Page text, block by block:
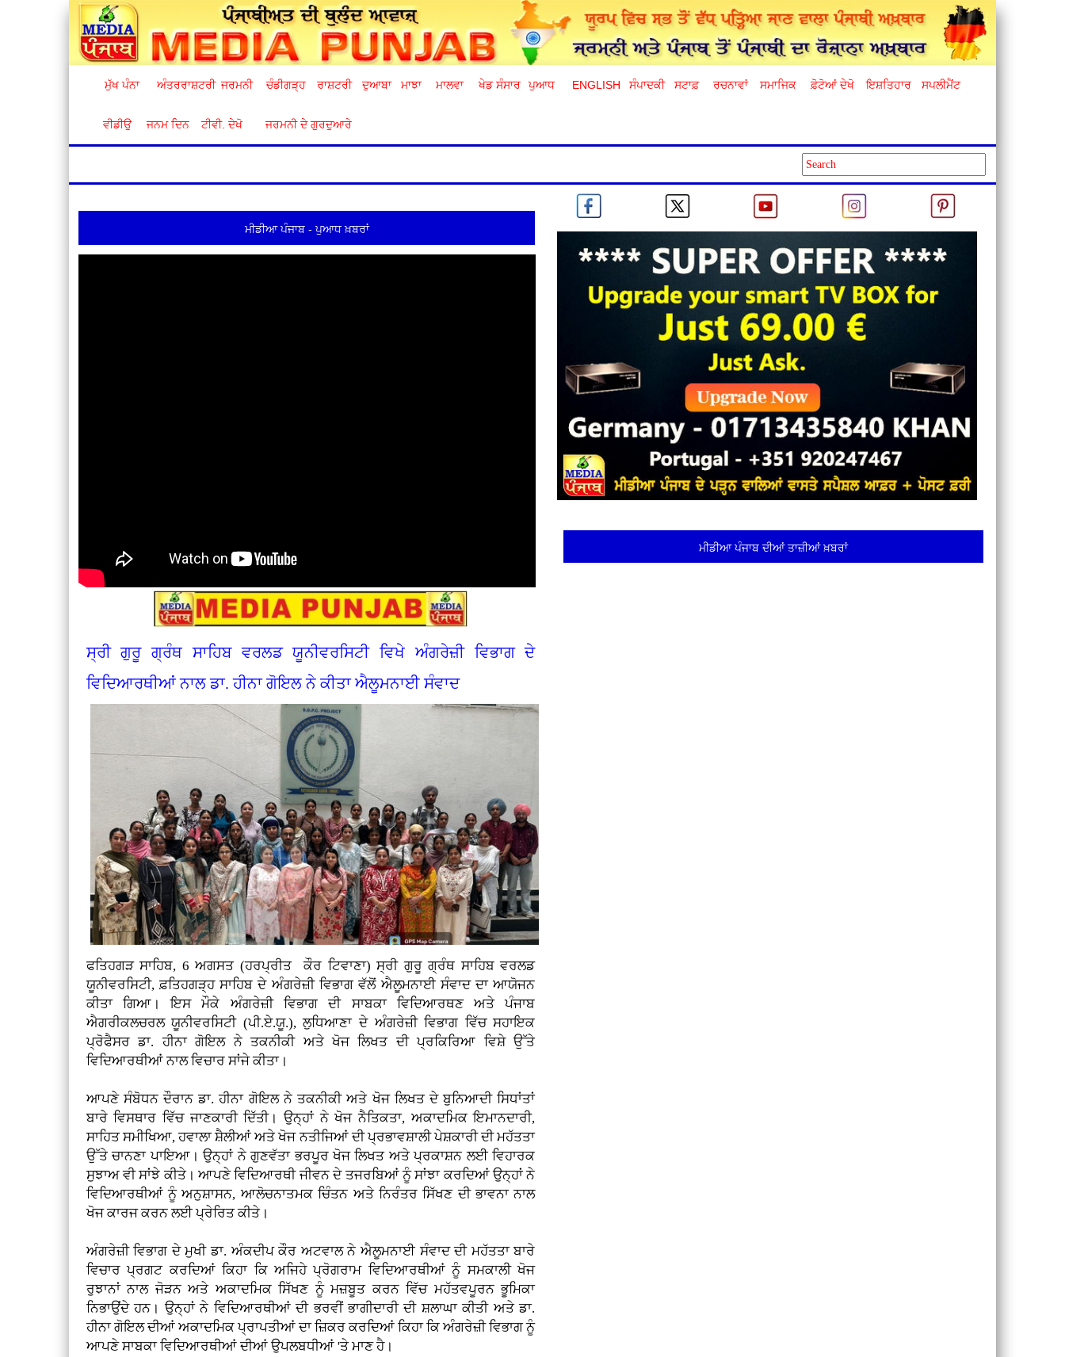
ਮੁੱਖ ਪੰਨਾ ਅੰਤਰਰਾਸ਼ਟਰੀ ਜਰਮਨੀ ਚੰਡੀਗੜ੍ਹ ਰਾਸ਼ਟਰੀ ਦੁਆਬਾ ਮਾਝਾ ਮਾਲਵਾ ਖੇਡ ਸੰਸਾਰ ਪੁਆਧ ENGLISH ਸੰਪਾਦਕੀ ਸਟਾਫ਼ ਰਚਨਾਵਾਂ ਸਮਾਜਿਕ ਫ਼ੋਟੋਆਂ ਦੇਖੋ ਇਸ਼ਤਿਹਾਰ ਸਪਲੀਮੈਂਟ
ਵੀਡੀਉ ਜਨਮ ਦਿਨ ਟੀਵੀ. ਦੇਖੋ ਜਰਮਨੀ ਦੇ ਗੁਰਦੁਆਰੇ
ਮੀਡੀਆ ਪੰਜਾਬ - ਪੁਆਧ ਖ਼ਬਰਾਂ
ਸ੍ਰੀ ਗੁਰੂ ਗ੍ਰੰਥ ਸਾਹਿਬ ਵਰਲਡ ਯੂਨੀਵਰਸਿਟੀ ਵਿਖੇ ਅੰਗਰੇਜ਼ੀ ਵਿਭਾਗ ਦੇ
ਵਿਦਿਆਰਥੀਆਂ ਨਾਲ ਡਾ. ਹੀਨਾ ਗੋਇਲ ਨੇ ਕੀਤਾ ਐਲੂਮਨਾਈ ਸੰਵਾਦ
ਫਤਿਹਗੜ ਸਾਹਿਬ, 6 ਅਗਸਤ (ਹਰਪ੍ਰੀਤ ਕੌਰ ਟਿਵਾਣਾ)ਸ੍ਰੀ ਗੁਰੂ ਗ੍ਰੰਥ ਸਾਹਿਬ ਵਰਲਡ
ਯੂਨੀਵਰਸਿਟੀ, ਫ਼ਤਿਹਗੜ੍ਹ ਸਾਹਿਬ ਦੇ ਅੰਗਰੇਜ਼ੀ ਵਿਭਾਗ ਵੱਲੋਂ ਐਲੂਮਨਾਈ ਸੰਵਾਦ ਦਾ ਆਯੋਜਨ
ਕੀਤਾ ਗਿਆ। ਇਸ ਮੌਕੇ ਅੰਗਰੇਜ਼ੀ ਵਿਭਾਗ ਦੀ ਸਾਬਕਾ ਵਿਦਿਆਰਥਣ ਅਤੇ ਪੰਜਾਬ
ਐਗਰੀਕਲਚਰਲ ਯੂਨੀਵਰਸਿਟੀ (ਪੀ.ਏ.ਯੂ.), ਲੁਧਿਆਣਾ ਦੇ ਅੰਗਰੇਜ਼ੀ ਵਿਭਾਗ ਵਿੱਚ ਸਹਾਇਕ
ਪ੍ਰੋਫੈਸਰ ਡਾ. ਹੀਨਾ ਗੋਇਲ ਨੇ ਤਕਨੀਕੀ ਅਤੇ ਖੋਜ ਲਿਖਤ ਦੀ ਪ੍ਰਕਿਰਿਆ ਵਿਸ਼ੇ ਉੱਤੇ
ਵਿਦਿਆਰਥੀਆਂ ਨਾਲ ਵਿਚਾਰ ਸਾਂਜੇ ਕੀਤਾ।
ਆਪਣੇ ਸੰਬੋਧਨ ਦੌਰਾਨ ਡਾ. ਹੀਨਾ ਗੋਇਲ ਨੇ ਤਕਨੀਕੀ ਅਤੇ ਖੋਜ ਲਿਖਤ ਦੇ ਬੁਨਿਆਦੀ ਸਿਧਾਂਤਾਂ
ਬਾਰੇ ਵਿਸਥਾਰ ਵਿੱਚ ਜਾਣਕਾਰੀ ਦਿੱਤੀ। ਉਨ੍ਹਾਂ ਨੇ ਖੋਜ ਨੈਤਿਕਤਾ, ਅਕਾਦਮਿਕ ਇਮਾਨਦਾਰੀ,
ਸਾਹਿਤ ਸਮੀਖਿਆ, ਹਵਾਲਾ ਸ਼ੈਲੀਆਂ ਅਤੇ ਖੋਜ ਨਤੀਜਿਆਂ ਦੀ ਪ੍ਰਭਾਵਸ਼ਾਲੀ ਪੇਸ਼ਕਾਰੀ ਦੀ ਮਹੱਤਤਾ
ਉੱਤੇ ਚਾਨਣਾ ਪਾਇਆ। ਉਨ੍ਹਾਂ ਨੇ ਗੁਣਵੱਤਾ ਭਰਪੂਰ ਖੋਜ ਲਿਖਤ ਅਤੇ ਪ੍ਰਕਾਸ਼ਨ ਲਈ ਵਿਹਾਰਕ
ਸੁਝਾਅ ਵੀ ਸਾਂਝੇ ਕੀਤੇ। ਆਪਣੇ ਵਿਦਿਆਰਥੀ ਜੀਵਨ ਦੇ ਤਜਰਬਿਆਂ ਨੂੰ ਸਾਂਝਾ ਕਰਦਿਆਂ ਉਨ੍ਹਾਂ ਨੇ
ਵਿਦਿਆਰਥੀਆਂ ਨੂੰ ਅਨੁਸ਼ਾਸਨ, ਆਲੋਚਨਾਤਮਕ ਚਿੰਤਨ ਅਤੇ ਨਿਰੰਤਰ ਸਿੱਖਣ ਦੀ ਭਾਵਨਾ ਨਾਲ
ਖੋਜ ਕਾਰਜ ਕਰਨ ਲਈ ਪ੍ਰੇਰਿਤ ਕੀਤੇ।
ਅੰਗਰੇਜ਼ੀ ਵਿਭਾਗ ਦੇ ਮੁਖੀ ਡਾ. ਅੰਕਦੀਪ ਕੌਰ ਅਟਵਾਲ ਨੇ ਐਲੂਮਨਾਈ ਸੰਵਾਦ ਦੀ ਮਹੱਤਤਾ ਬਾਰੇ
ਵਿਚਾਰ ਪ੍ਰਗਟ ਕਰਦਿਆਂ ਕਿਹਾ ਕਿ ਅਜਿਹੇ ਪ੍ਰੋਗਰਾਮ ਵਿਦਿਆਰਥੀਆਂ ਨੂੰ ਸਮਕਾਲੀ ਖੋਜ
ਰੁਝਾਨਾਂ ਨਾਲ ਜੋੜਨ ਅਤੇ ਅਕਾਦਮਿਕ ਸਿੱਖਣ ਨੂੰ ਮਜ਼ਬੂਤ ਕਰਨ ਵਿੱਚ ਮਹੱਤਵਪੂਰਨ ਭੂਮਿਕਾ
ਨਿਭਾਉਂਦੇ ਹਨ। ਉਨ੍ਹਾਂ ਨੇ ਵਿਦਿਆਰਥੀਆਂ ਦੀ ਭਰਵੀਂ ਭਾਗੀਦਾਰੀ ਦੀ ਸ਼ਲਾਘਾ ਕੀਤੀ ਅਤੇ ਡਾ.
ਹੀਨਾ ਗੋਇਲ ਦੀਆਂ ਅਕਾਦਮਿਕ ਪ੍ਰਾਪਤੀਆਂ ਦਾ ਜ਼ਿਕਰ ਕਰਦਿਆਂ ਕਿਹਾ ਕਿ ਅੰਗਰੇਜ਼ੀ ਵਿਭਾਗ ਨੂੰ
ਆਪਣੇ ਸਾਬਕਾ ਵਿਦਿਆਰਥੀਆਂ ਦੀਆਂ ਉਪਲਬਧੀਆਂ 'ਤੇ ਮਾਣ ਹੈ।
ਮੀਡੀਆ ਪੰਜਾਬ ਦੀਆਂ ਤਾਜ਼ੀਆਂ ਖ਼ਬਰਾਂ